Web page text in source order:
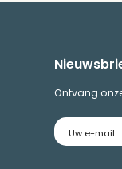
Ontvang
E-
mailadres